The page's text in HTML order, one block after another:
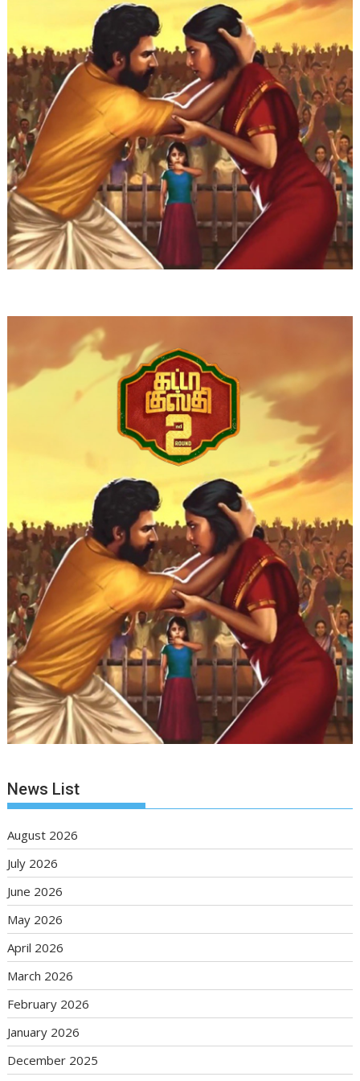
News List
August 2026
July 2026
June 2026
May 2026
April 2026
March 2026
February 2026
January 2026
December 2025